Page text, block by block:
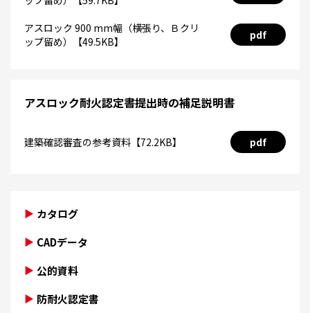
アスロック 900 mm幅（横張り、Ｂクリ
ップ留め）【49.5KB】
pdf
アスロック耐火認定書提出時の補足説明書
建築確認審査の参考資料【72.2KB】 pdf
カタログ
CADデータ
公的資料
防耐火認定書